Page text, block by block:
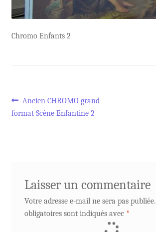
Chromo Enfants 2
Navigation
Article
précédent :
Ancien CHROMO grand
format Scène Enfantine 2
Laisser un commentaire
Votre adresse e-mail ne sera pas publiée.
obligatoires sont indiqués avec *